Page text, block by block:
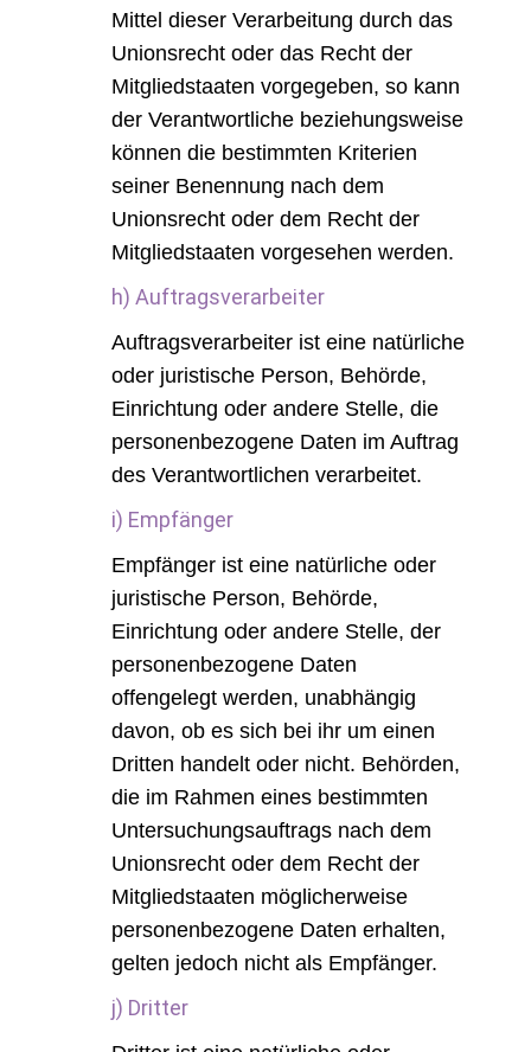
Mittel dieser Verarbeitung durch das
Unionsrecht oder das Recht der
Mitgliedstaaten vorgegeben, so kann
der Verantwortliche beziehungsweise
können die bestimmten Kriterien
seiner Benennung nach dem
Unionsrecht oder dem Recht der
Mitgliedstaaten vorgesehen werden.
h) Auftragsverarbeiter
Auftragsverarbeiter ist eine natürliche
oder juristische Person, Behörde,
Einrichtung oder andere Stelle, die
personenbezogene Daten im Auftrag
des Verantwortlichen verarbeitet.
i) Empfänger
Empfänger ist eine natürliche oder
juristische Person, Behörde,
Einrichtung oder andere Stelle, der
personenbezogene Daten
offengelegt werden, unabhängig
davon, ob es sich bei ihr um einen
Dritten handelt oder nicht. Behörden,
die im Rahmen eines bestimmten
Untersuchungsauftrags nach dem
Unionsrecht oder dem Recht der
Mitgliedstaaten möglicherweise
personenbezogene Daten erhalten,
gelten jedoch nicht als Empfänger.
j) Dritter